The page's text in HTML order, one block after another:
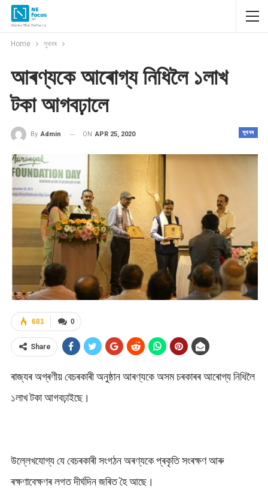
Home সুখবৰ
আৰণ্যকে আৰোগ্য নিধিলৈ ১লাখ
টকা আগবঢ়ালে
সুখবৰ
By Admin ON APR 25, 2020
0
681
Share
ৰাজ্যৰ অগ্ৰণীয় বেচৰকাৰী অনুষ্ঠান আৰণ্যকে অসম চৰকাৰৰ আৰোগ্য নিধিলৈ
১লাখ টকা আগবঢ়াইছে।
উল্লেখযোগ্য যে বেচৰকাৰী সংগঠন অৰণ্যকে প্ৰকৃতি সংৰক্ষণ আৰু
ৰক্ষণাবেক্ষণৰ লগত দীৰ্ঘদিন জৰিত হৈ আছে।